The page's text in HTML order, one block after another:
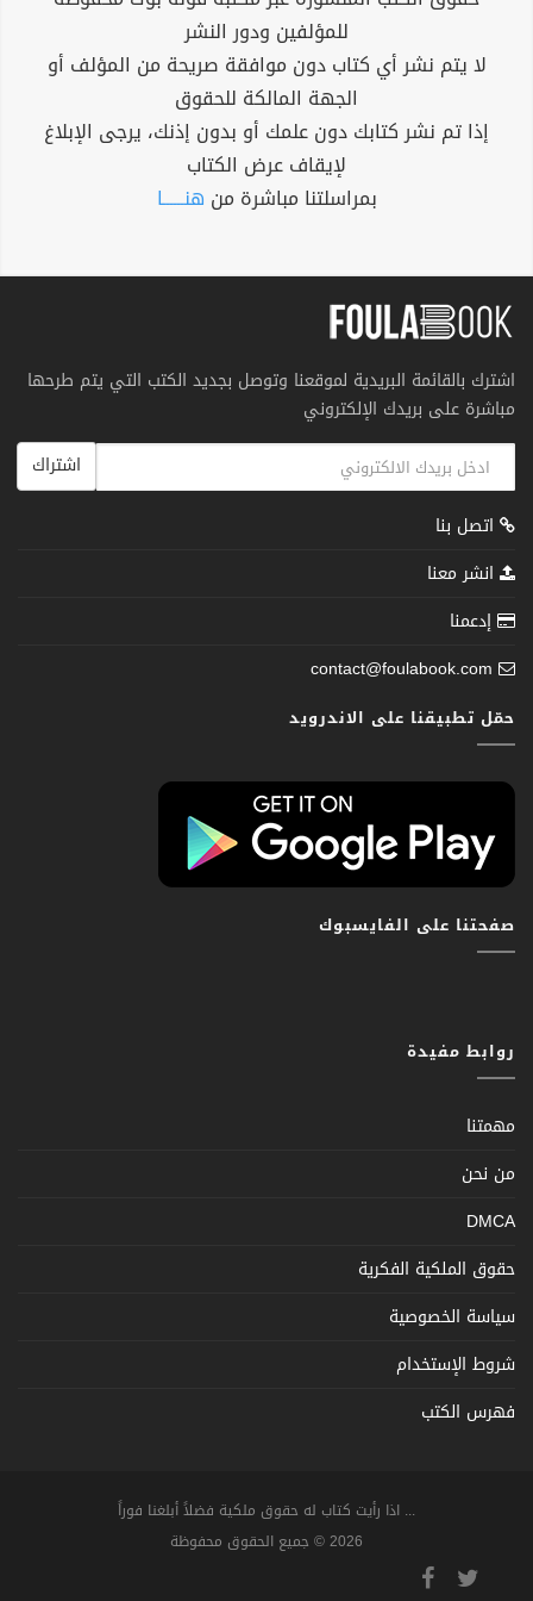
للمؤلفين ودور النشر
لا يتم نشر أي كتاب دون موافقة صريحة من المؤلف أو
الجهة المالكة للحقوق
إذا تم نشر كتابك دون علمك أو بدون إذنك، يرجى الإبلاغ
لإيقاف عرض الكتاب
بمراسلتنا مباشرة من هنــــــا
اشترك بالقائمة البريدية لموقعنا وتوصل بجديد الكتب التي يتم طرحها
مباشرة على بريدك الإلكتروني
اشتراك
اتصل بنا
انشر معنا
إدعمنا
contact@foulabook.com
حمّل تطبيقنا على الاندرويد
صفحتنا على الفايسبوك
روابط مفيدة
مهمتنا
من نحن
DMCA
حقوق الملكية الفكرية
سياسة الخصوصية
شروط الإستخدام
فهرس الكتب
... اذا رأيت كتاب له حقوق ملكية فضلاً أبلغنا فوراً
2026 © جميع الحقوق محفوظة